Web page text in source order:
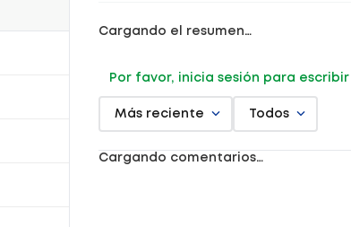
Cargando el resumen…
Por favor, inicia sesión para
Más reciente Todos
Cargando comentarios…